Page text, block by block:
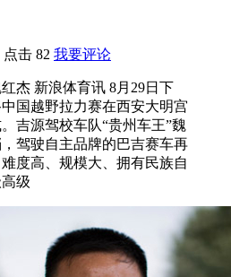
点击 82 我要评论
杰 新浪体育讯 8月29日下
国越野拉力赛在西安大明宫
吉源驾校车队“贵州车王”魏
驾驶自主品牌的巴吉赛车再
度高、规模大、拥有民族自
级